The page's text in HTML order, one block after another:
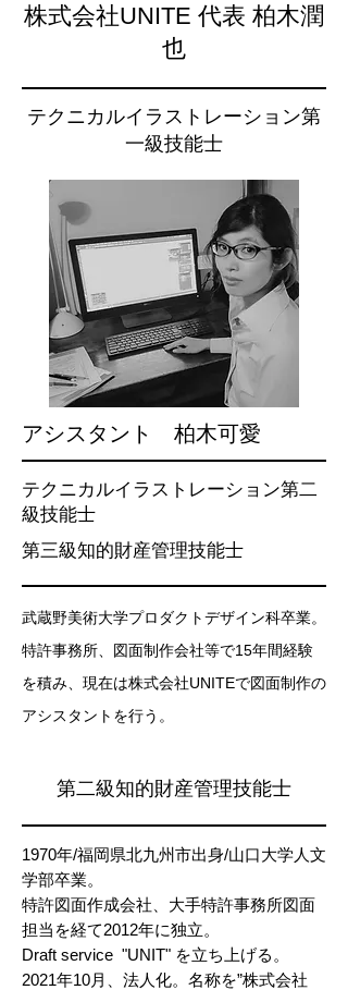
株式会社UNITE 代表 柏木潤
也
テクニカルイラストレーション第
一級技能士
アシスタント 柏木可愛
テクニカルイラストレーション第二
級技能士
​第三級知的財産管理技能士
武蔵野美術大学プロダクトデザイン科卒業。
特許事務所、図面制作会社等で15年間経験
を積み、現在は株式会社UNITEで図面制作の
アシスタントを行う。
第二級知的財産管理技能士
1970年/福岡県北九州市出身/山口大学人文
学部卒業。
特許図面作成会社、大手特許事務所図面
担当を経て2012年に独立。
Draft service "UNIT" を立ち上げる。
2021年10月、法人化。名称を”株式会社